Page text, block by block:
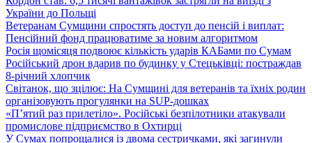
України до Польщі
Ветеранам Сумщини спростять доступ до пенсій і виплат:
Пенсійний фонд працюватиме за новим алгоритмом
Росія щомісяця подвоює кількість ударів КАБами по Сумам
Російський дрон вдарив по будинку у Стецьківці: постраждав
8-річний хлопчик
Світанок, що зцілює: На Сумщині для ветеранів та їхніх родин
організовують прогулянки на SUP-дошках
«П’ятий раз прилетіло». Російські безпілотники атакували
промислове підприємство в Охтирці
У Сумах попрощалися із двома сестричками, які загинули